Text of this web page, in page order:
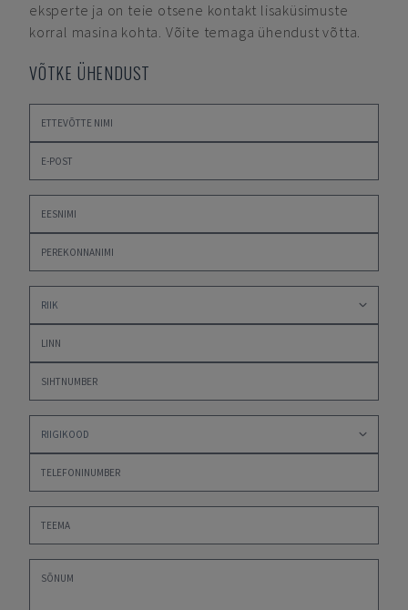
eksperte ja on teie otsene kontakt lisaküsimuste
korral masina kohta. Võite temaga ühendust võtta.
VÕTKE ÜHENDUST